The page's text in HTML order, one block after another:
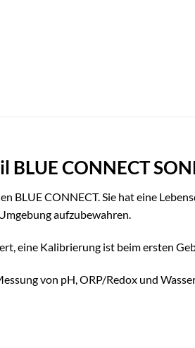
BLUE CONNECT
BLUE CONNECT. Sie hat eine
aufzubewahren.
eine Kalibrierung ist beim ersten
von pH, ORP/Redox und